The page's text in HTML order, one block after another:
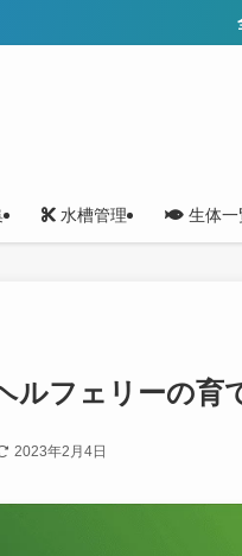
全国の水質を調査中
水槽管理 生体一
ルフェリーの育
2023年2月4日